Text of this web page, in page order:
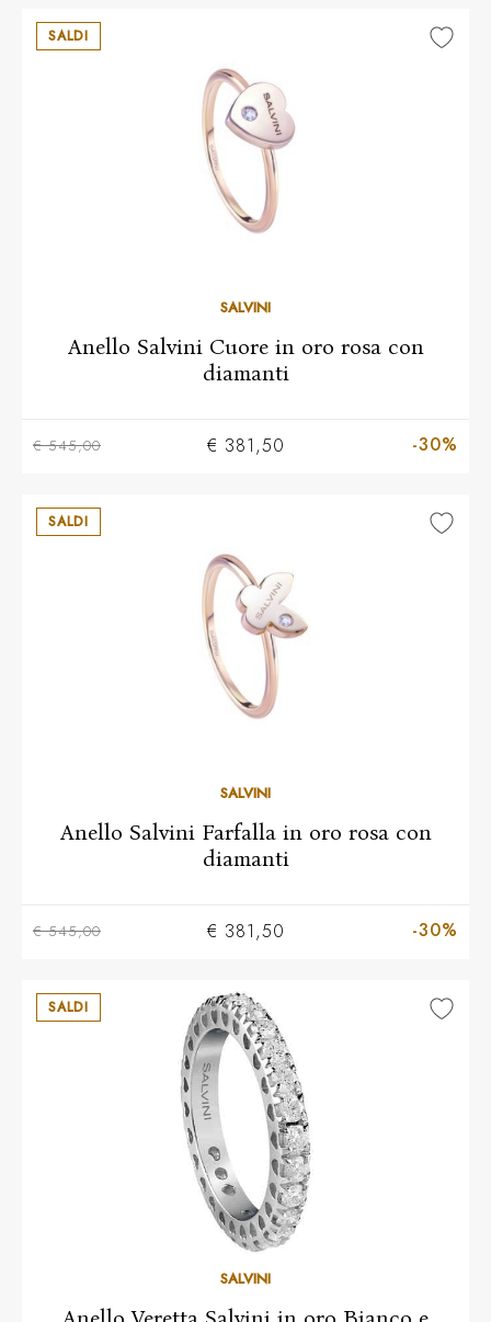
SALDI
13 14
SALVINI
Anello Salvini Cuore in oro rosa con
diamanti
€ 545,00 € 381,50 -30%
SALDI
15 16
SALVINI
Anello Salvini Farfalla in oro rosa con
diamanti
€ 545,00 € 381,50 -30%
SALDI
14
SALVINI